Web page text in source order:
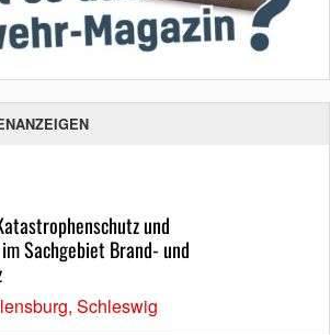
und
Sachgebiet Brand- und
Schleswig